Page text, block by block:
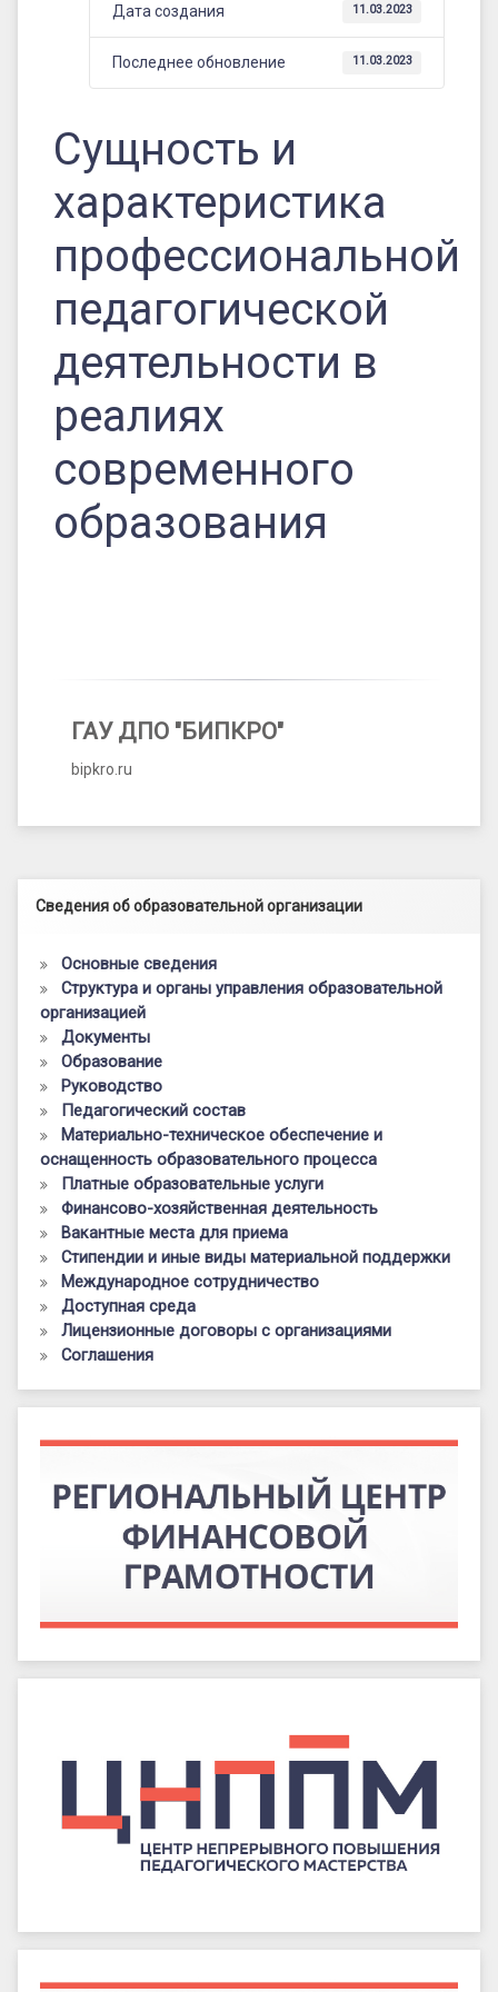
образования
Дата создания 11.03.2023
Последнее обновление 11.03.2023
Сущность и
характеристика
профессиональной
педагогической
деятельности в
реалиях
современного
образования
ГАУ ДПО "БИПКРО"
bipkro.ru
Левый сайдбар
Сведения об образовательной организации
Основные сведения
Структура и органы управления образовательной
организацией
Документы
Образование
Руководство
Педагогический состав
Материально-техническое обеспечение и
оснащенность образовательного процесса
Платные образовательные услуги
Финансово-хозяйственная деятельность
Вакантные места для приема
Стипендии и иные виды материальной поддержки
Международное сотрудничество
Доступная среда
Лицензионные договоры с организациями
Соглашения